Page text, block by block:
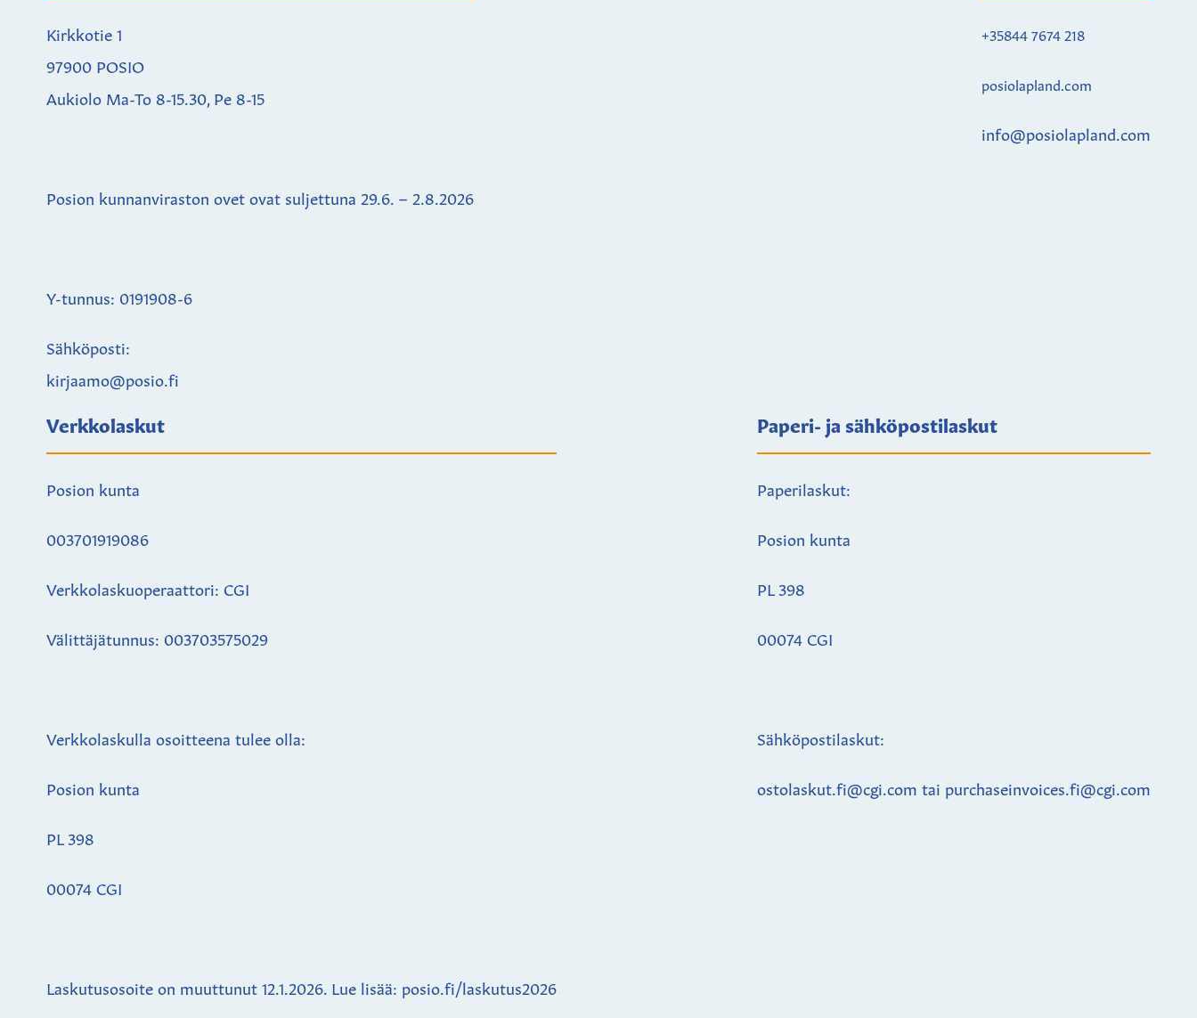
Kirkkotie 1
97900 POSIO
Aukiolo Ma-To 8-15.30, Pe 8-15
Posion kunnanviraston ovet ovat suljettuna 29.6. – 2.8.2026
Y-tunnus: 0191908-6
Sähköposti:
kirjaamo@posio.fi
+35844 7674 218
posiolapland.com
info@posiolapland.com
Verkkolaskut
Posion kunta
003701919086
Verkkolaskuoperaattori: CGI
Välittäjätunnus: 003703575029
Verkkolaskulla osoitteena tulee olla:
Posion kunta
PL 398
00074 CGI
Laskutusosoite on muuttunut 12.1.2026. Lue lisää: posio.fi/laskutus2026
Paperi- ja sähköpostilaskut
Paperilaskut:
Posion kunta
PL 398
00074 CGI
Sähköpostilaskut:
ostolaskut.fi@cgi.com tai purchaseinvoices.fi@cgi.com